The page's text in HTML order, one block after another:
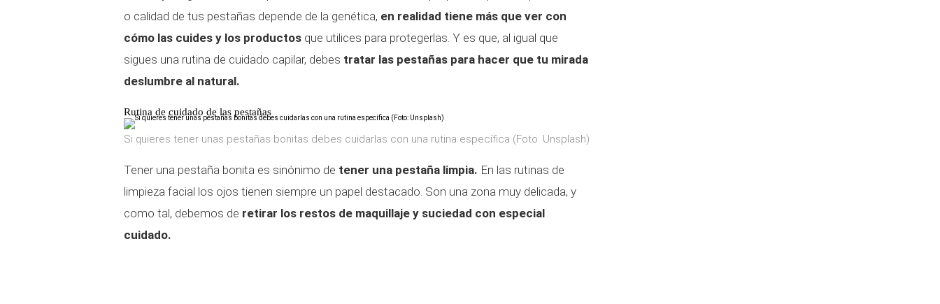
o calidad de tus pestañas depende de la genética, en realidad tiene más que ver con
cómo las cuides y los productos que utilices para protegerlas. Y es que, al igual que
sigues una rutina de cuidado capilar, debes tratar las pestañas para hacer que tu mirada
deslumbre al natural.
Rutina de cuidado de las pestañas
Si quieres tener unas pestañas bonitas debes cuidarlas con una rutina específica (Foto: Unsplash)
Tener una pestaña bonita es sinónimo de tener una pestaña limpia. En las rutinas de
limpieza facial los ojos tienen siempre un papel destacado. Son una zona muy delicada, y
como tal, debemos de retirar los restos de maquillaje y suciedad con especial
cuidado.